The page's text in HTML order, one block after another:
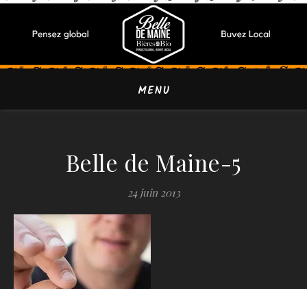
MENU
Belle de Maine-5
24 juin 2013